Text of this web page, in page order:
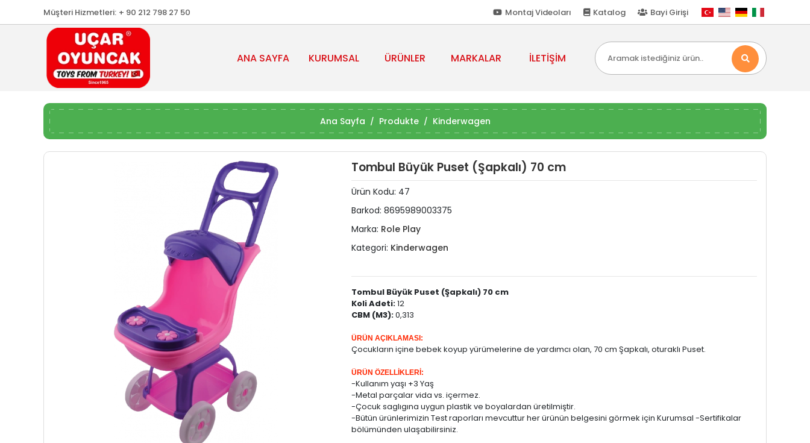
Müşteri Hizmetleri: + 90 212 798 27 50 Montaj Videoları Katalog Bayi Girişi
ANA SAYFA KURUMSAL ÜRÜNLER MARKALAR İLETİŞİM
Ana Sayfa Produkte Kinderwagen
Tombul Büyük Puset (Şapkalı) 70 cm
Ürün Kodu: 47
Barkod: 8695989003375
Marka: Role Play
Kategori: Kinderwagen
Tombul Büyük Puset (Şapkalı) 70 cm
Koli Adeti:12
CBM (M3):0,313
ÜRÜN AÇIKLAMASI:
Çocukların içine bebek koyup yürümelerine de yardımcı olan, 70 cm Şapkalı, oturaklı Puset.
ÜRÜN ÖZELLİKLERİ:
-Kullanım yaşı +3 Yaş
-Metal parçalar vida vs. içermez.
-Çocuk saglıgına uygun plastik ve boyalardan üretilmiştir.
-Bütün ürünlerimizin Test raporları mevcuttur her ürünün belgesini görmek için Kurumsal -Sertifikalar
bölümünden ulaşabilirsiniz.